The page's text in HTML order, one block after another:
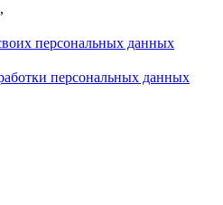
персональных данных
персональных данных